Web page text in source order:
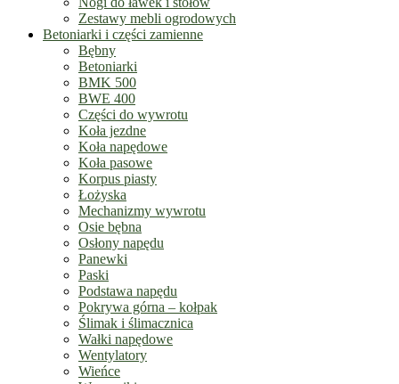
Zestawy mebli ogrodowych
Betoniarki i części zamienne
Bębny
Betoniarki
BMK 500
BWE 400
Części do wywrotu
Koła jezdne
Koła napędowe
Koła pasowe
Korpus piasty
Łożyska
Mechanizmy wywrotu
Osie bębna
Osłony napędu
Panewki
Paski
Podstawa napędu
Pokrywa górna – kołpak
Ślimak i ślimacznica
Wałki napędowe
Wentylatory
Wieńce